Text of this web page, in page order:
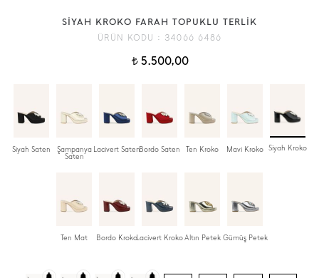
SİYAH KROKO FARAH TOPUKLU TERLİK
ÜRÜN KODU : 34066 6486
t5.500,00
Siyah Saten Şampanya
Saten
Lacivert SatenBordo Saten Ten Kroko Mavi Kroko Siyah Kroko
Ten Mat Bordo KrokoLacivert KrokoAltın Petek Gümüş Petek